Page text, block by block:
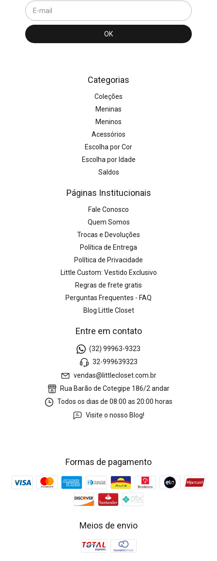
Categorias
Coleções
Meninas
Meninos
Acessórios
Escolha por Cor
Escolha por Idade
Saldos
Páginas Institucionais
Fale Conosco
Quem Somos
Trocas e Devoluções
Política de Entrega
Política de Privacidade
Little Custom: Vestido Exclusivo
Regras de frete gratis
Perguntas Frequentes - FAQ
Blog Little Closet
Entre em contato
(32) 99963-9323
32-999639323
vendas@littlecloset.com.br
Rua Barão de Cotegipe 186/2 andar
Todos os dias de 08:00 as 20:00 horas
Visite o nosso Blog!
Formas de pagamento
Meios de envio